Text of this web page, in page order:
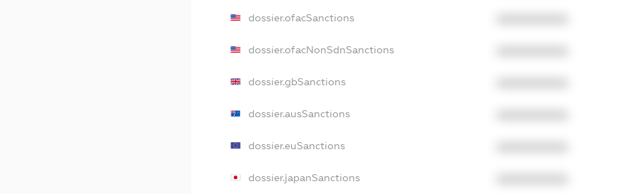
dossier.ofacSanctions
dossier.ofacNonSdnSanctions
dossier.gbSanctions
dossier.ausSanctions
dossier.euSanctions
dossier.japanSanctions